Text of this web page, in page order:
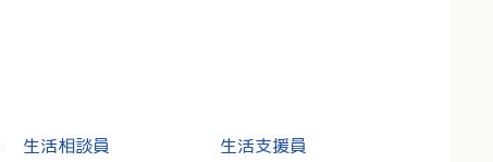
生活相談員
生活支援員